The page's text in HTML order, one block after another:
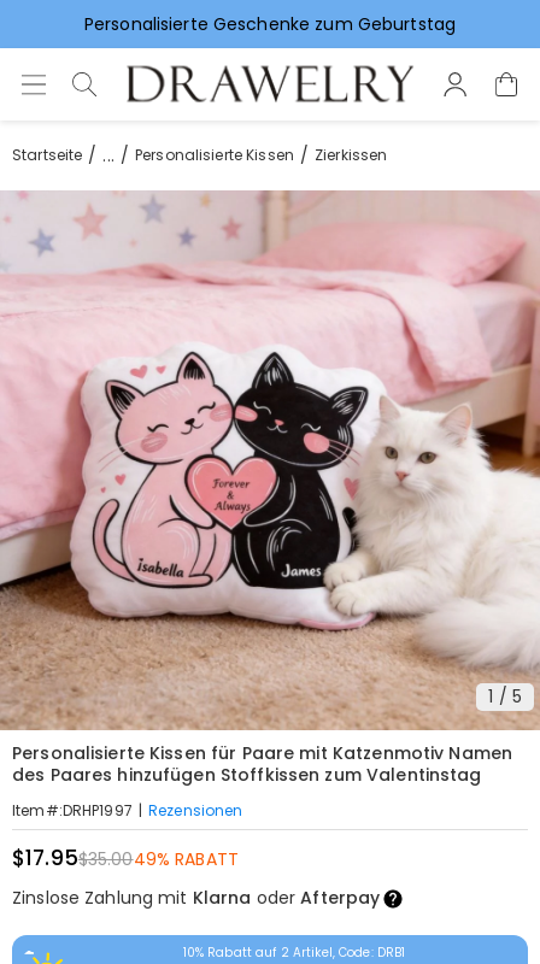
Vorlieben für Hochzeitsgeschenke
Startseite ... Personalisierte Kissen Zierkissen
1 / 5
Personalisierte Kissen für Paare mit Katzenmotiv Namen
des Paares hinzufügen Stoffkissen zum Valentinstag
Item#:DRHP1997 | Rezensionen
$17.95$35.0049% RABATT
Zinslose Zahlung mit Klarna oderAfterpay
10% Rabatt auf 2 Artikel, Code: DRB1